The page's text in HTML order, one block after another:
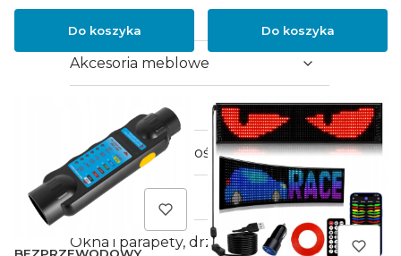
Akcesoria meblowe
Utrzymanie czystości
Drzwi
Okna i parapety, drzwi
Do koszyka Do koszyka
BEZPRZEWODOWY